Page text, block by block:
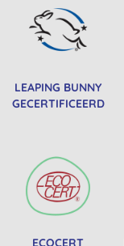
LEAPING BUNNY
GECERTIFICEERD
ECOCERT